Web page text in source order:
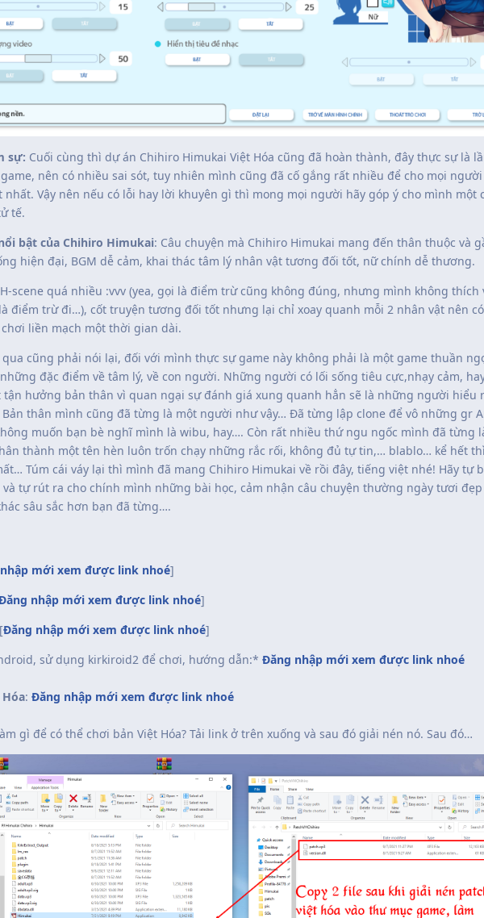
sự: Cuối cùng thì dự án Chihiro Himukai Việt Hóa cũng đã hoàn thành, đây thực sự là
nên có nhiều sai sót, tuy nhiên mình cũng đã cố gắng rất nhiều để cho mọi
nhất. Vậy nên nếu có lỗi hay lời khuyên gì thì mong mọi người hãy góp ý cho mình một
tế.
bật của Chihiro Himukai: Câu chuyện mà Chihiro Himukai mang đến thân thuộc và
hiện đại, BGM dễ cảm, khai thác tâm lý nhân vật tương đối tốt, nữ chính dễ thương.
H-scene quá nhiều :vvv (yea, gọi là điểm trừ cũng không đúng, nhưng mình không thích
điểm trừ đi…), cốt truyện tương đối tốt nhưng lại chỉ xoay quanh mỗi 2 nhân vật nên
liền mạch một thời gian dài.
cũng phải nói lại, đối với mình thực sự game này không phải là một game thuần
đặc điểm về tâm lý, về con người. Những người có lối sống tiêu cực,nhạy cảm,
tận hưởng bản thân vì quan ngại sự đánh giá xung quanh hẳn sẽ là những người hiểu
thân mình cũng đã từng là một người như vậy… Đã từng lập clone để vô những gr
muốn bạn bè nghĩ mình là wibu, hay…. Còn rất nhiều thứ ngu ngốc mình đã từng
thành một tên hèn luôn trốn chạy những rắc rối, không đủ tự tin,… blablo… kể hết
Túm cái váy lại thì mình đã mang Chihiro Himukai về rồi đây, tiếng việt nhé! Hãy tự
tự rút ra cho chính mình những bài học, cảm nhận câu chuyện thường ngày tươi
sâu sắc hơn bạn đã từng….
mới xem được link nhoé]
nhập mới xem được link nhoé]
[Đăng nhập mới xem được link nhoé]
sử dụng kirkiroid2 để chơi, hướng dẫn:* Đăng nhập mới xem được link nhoé
: Đăng nhập mới xem được link nhoé
gì để có thể chơi bản Việt Hóa? Tải link ở trên xuống và sau đó giải nén nó. Sau đó…